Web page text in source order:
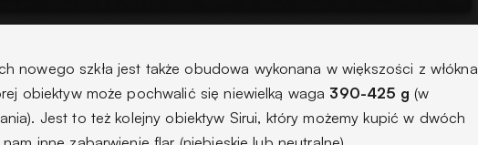
nowego szkła jest także obudowa wykonana w większości z włókna
obiektyw może pochwalić się niewielką waga 390-425 g (w
Jest to też kolejny obiektyw Sirui, który możemy kupić w dwóch